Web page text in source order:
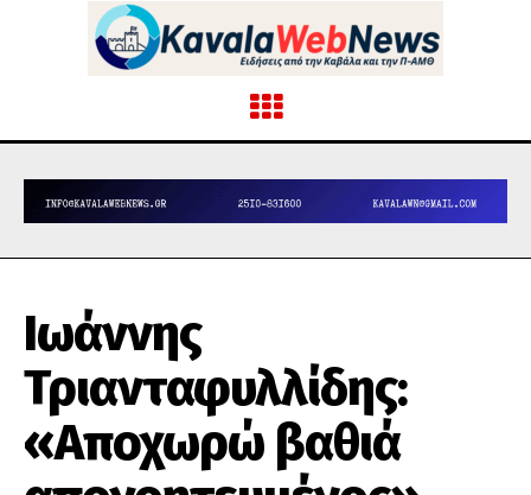
Ιωάννης
Τριανταφυλλίδης:
«Αποχωρώ βαθιά